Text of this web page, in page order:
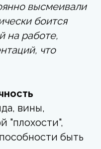
высмеивали
боится
на работе,
что
вины,
"плохости",
быть